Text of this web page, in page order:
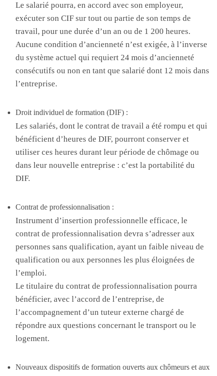
Le salarié pourra, en accord avec son employeur,
exécuter son CIF sur tout ou partie de son temps de
travail, pour une durée d’un an ou de 1 200 heures.
Aucune condition d’ancienneté n’est exigée, à l’inverse
du système actuel qui requiert 24 mois d’ancienneté
consécutifs ou non en tant que salarié dont 12 mois dans
l’entreprise.
Droit individuel de formation (DIF) :
Les salariés, dont le contrat de travail a été rompu et qui
bénéficient d’heures de DIF, pourront conserver et
utiliser ces heures durant leur période de chômage ou
dans leur nouvelle entreprise : c’est la portabilité du
DIF.
Contrat de professionnalisation :
Instrument d’insertion professionnelle efficace, le
contrat de professionnalisation devra s’adresser aux
personnes sans qualification, ayant un faible niveau de
qualification ou aux personnes les plus éloignées de
l’emploi.
Le titulaire du contrat de professionnalisation pourra
bénéficier, avec l’accord de l’entreprise, de
l’accompagnement d’un tuteur externe chargé de
répondre aux questions concernant le transport ou le
logement.
Nouveaux dispositifs de formation ouverts aux chômeurs et aux